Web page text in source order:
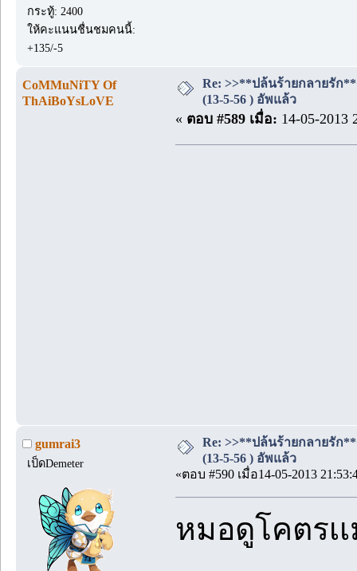
กระทู้: 2400
ให้คะแนนชื่นชมคนนี้:
+135/-5
CoMMuNiTY Of
ThAiBoYsLoVE
Re: >>**ปล้นร้ายกลายรัก
(13-5-56 ) อัพแล้ว
« ตอบ #589 เมื่อ: 14-05-2013
gumrai3
เป็ดDemeter
Re: >>**ปล้นร้ายกลายรัก
(13-5-56 ) อัพแล้ว
«ตอบ #590 เมื่อ14-05-2013
หมอดูโคตรเ